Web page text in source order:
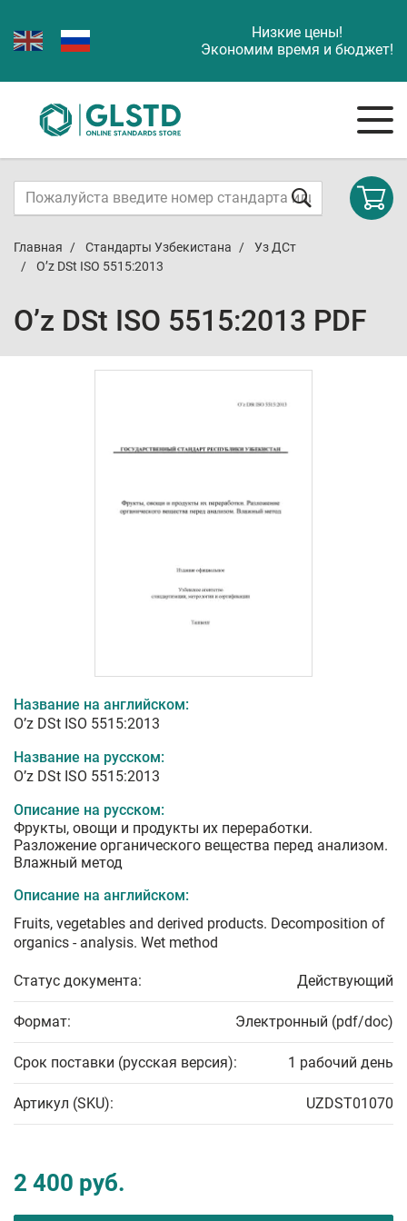
Низкие цены!
Экономим время и бюджет!
Главная Стандарты Узбекистана
Уз ДСт
O’z DSt ISO 5515:2013
O’z DSt ISO 5515:2013 PDF
Название на английском:
O’z DSt ISO 5515:2013
Название на русском:
O’z DSt ISO 5515:2013
Описание на русском:
Фрукты, овощи и продукты их переработки.
Разложение органического вещества перед анализом.
Влажный метод
Описание на английском:
Fruits, vegetables and derived products. Decomposition of
organics - analysis. Wet method
Статус документа: Действующий
Формат: Электронный (pdf/doc)
Срок поставки (русская версия): 1 рабочий день
Артикул (SKU): UZDST01070
2 400 руб.